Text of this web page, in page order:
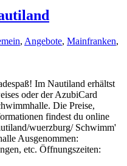
, Angebote, Mainfranken,
Im Nautiland erhältst
oder der AzubiCard
Die Preise,
findest du online
wuerzburg/ Schwimm'
Ausgenommen:
etc. Öffnungszeiten: